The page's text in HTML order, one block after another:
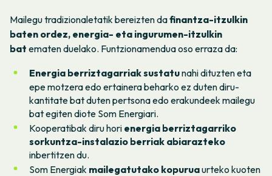
Mailegu tradizionaletatik bereizten dafinantza-itzulkin
baten ordez, energia- eta ingurumen-itzulkin
bat ematen duelako. Funtzionamendua oso erraza da:
Energia berriztagarriak sustatunahi dituzten eta
epe motzera edo ertainera beharko ez duten diru-
kantitate bat duten pertsona edo erakundeek mailegu
bat egiten diote Som Energiari.
Kooperatibak diru hori energia berriztagarriko
sorkuntza-instalazio berriak abiarazteko
inbertitzen du.
Som Energiak mailegatutako kopuruaurteko kuoten